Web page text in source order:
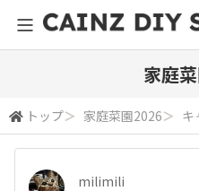
家庭
トップ＞ 家庭菜園2026＞ キ
milimili